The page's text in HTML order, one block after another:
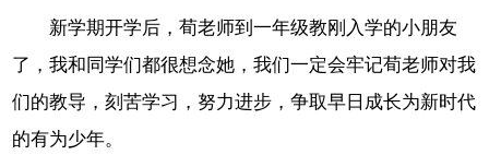
新学期开学后，荀老师到一年级教刚入学的小朋友
了，我和同学们都很想念她，我们一定会牢记荀老师对我
们的教导，刻苦学习，努力进步，争取早日成长为新时代
的有为少年。